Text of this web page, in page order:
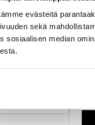
evästeitä
sekä
sosiaalisen median